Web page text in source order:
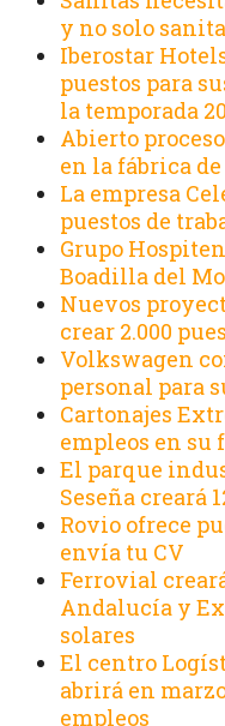
y no solo
Iberostar
puestos para
la temporada
Abierto
en la fábrica
La empresa
puestos de
Grupo
Boadilla del
Nuevos
crear 2.000
Volkswagen
personal para
Cartonajes
empleos en su
El parque
Seseña creará
Rovio ofrece
envía tu CV
Ferrovial
Andalucía y
solares
El centro
abrirá en
empleos